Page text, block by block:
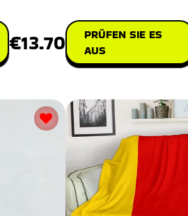
€13.70
PRÜFEN SIE ES
AUS